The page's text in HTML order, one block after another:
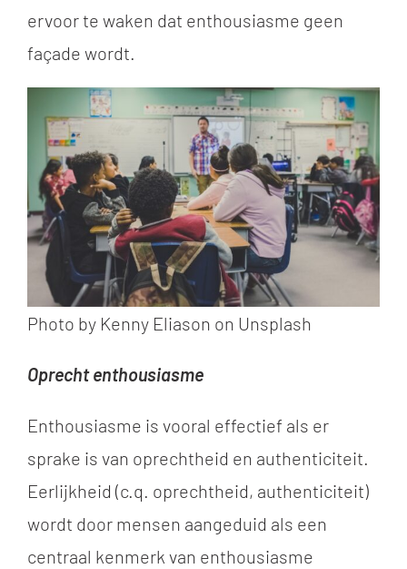
ervoor te waken dat enthousiasme geen
façade wordt.
Photo by Kenny Eliason on Unsplash
Oprecht enthousiasme
Enthousiasme is vooral effectief als er
sprake is van oprechtheid en authenticiteit.
Eerlijkheid (c.q. oprechtheid, authenticiteit)
wordt door mensen aangeduid als een
centraal kenmerk van enthousiasme